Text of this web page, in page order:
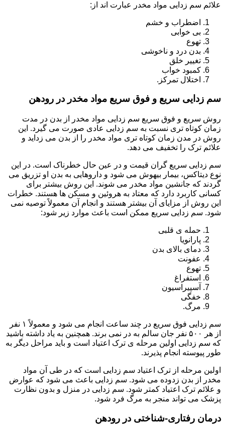
علائم سم زدایی مواد مخدر عبارت اند از:
اضطراب و خشم
بی خوابی
تهوع
بدن درد و ناخوشی
تغییر خلق
کمبود خواب
اختلال تمرکز.
سم زدایی سریع و فوق سریع مواد مخدر در رودهن
روش سریع و فوق سریع سم زدایی مواد مخدر از بدن در مدت
زمان کوتاه تری نسبت به سم زدایی عادی صورت می گیرد. این
روش در مدن زمان کوتاه تری مواد مخدر را از بدن می زداید و
علائم ترک را تخفیف می دهد.
سم زدایی سریع گران قیمت و در عین حال خطرناک است. در این
نوع دیتاکس، بیمار بیهوش می شود و داروهایی به بدن او تزریق می
گردند که جانشین مواد مخدر می شوند. این روش بیشتر برای
کسانی کاربرد دارد که معتاد به هروئین و مسکن ها هستند. خطرات
این روش از مزایای آن بیشتر هستند و انجام آن معمولاً توصیه نمی
شود. سم زدایی سریع ممکن است باعث موارد زیر شود:
حمله ی قلبی
پارانویا
دمای بالای بدن
عفونت
تهوع
استفراغ
آسپیراسیون
خفگی
مرگ.
سم زدایی فوق سریع در چند ساعت انجام می شود و معمولاً ۱ نفر
از هر ۵۰۰ نفر جان سالم به در نمی برند. همچنین به یاد داشته باشید
که سم زدایی اولین مرحله ی ترک اعتیاد است و باید مراحل دیگر به
طور پیوسته انجام پذیرند.
اولین مرحله از ترک اعتیاد سم زدایی است که در طی آن مواد
مخدر از بدن زدوده می شود. سم زدایی باعث می شود که عوارض
و علائم ترک اعتیاد کمتر شود. سم زدایی در منزل و بدون نظارت
پزشک می تواند منجر به مرگ فرد شود.
درمان رفتاری-شناختی در رودهن